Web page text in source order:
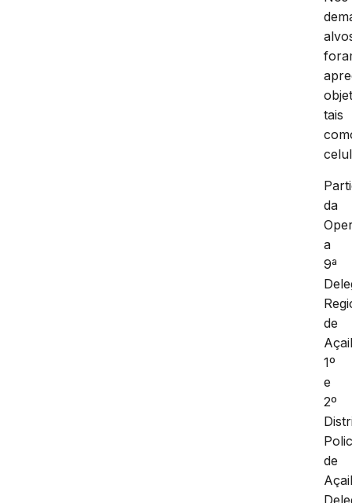
tais
da
a
9ª
de
1º
e
2º
de